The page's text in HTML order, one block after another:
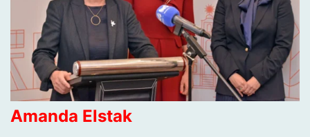
Amanda Elstak